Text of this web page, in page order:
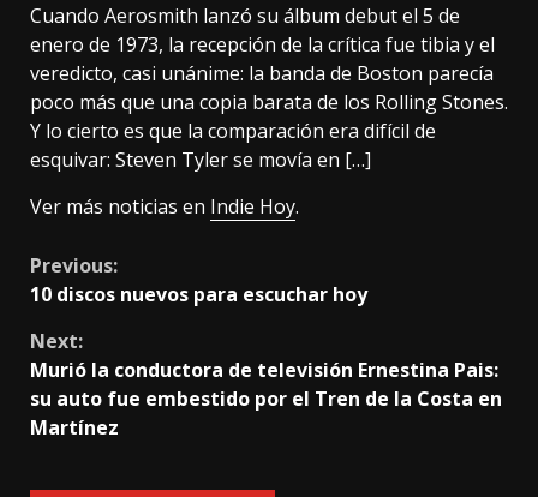
Cuando Aerosmith lanzó su álbum debut el 5 de
enero de 1973, la recepción de la crítica fue tibia y el
veredicto, casi unánime: la banda de Boston parecía
poco más que una copia barata de los Rolling Stones.
Y lo cierto es que la comparación era difícil de
esquivar: Steven Tyler se movía en […]
Ver más noticias en Indie Hoy.
Continue
Previous:
10 discos nuevos para escuchar hoy
Next:
Murió la conductora de televisión Ernestina Pais:
su auto fue embestido por el Tren de la Costa en
Martínez